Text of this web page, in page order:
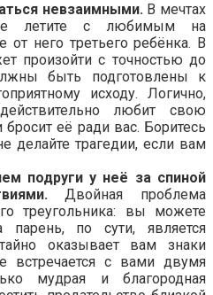
невзаимными.В мечтах
летите с любимым на
него третьего ребёнка. В
произойти с точностью до
быть подготовлены к
исходу. Логично,
любит свою
её ради вас. Боритесь
делайте трагедии, если вам
подруги у неё за спиной
Двойная проблема
треугольника: вы можете
парень, по сути, является
оказывает вам знаки
встречается с вами двумя
мудрая и благородная